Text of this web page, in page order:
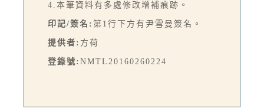
4.本筆資料有多處修改增補痕跡。
印記/簽名: 第1行下方有尹雪曼簽名。
提供者: 方荷
登錄號: NMTL20160260224